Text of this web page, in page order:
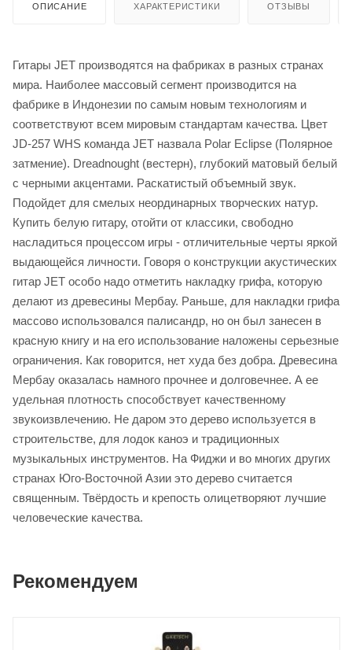
ОПИСАНИЕ ХАРАКТЕРИСТИКИ ОТЗЫВЫ
Гитары JET производятся на фабриках в разных странах
мира. Наиболее массовый сегмент производится на
фабрике в Индонезии по самым новым технологиям и
соответствуют всем мировым стандартам качества. Цвет
JD-257 WHS команда JET назвала Polar Eclipse (Полярное
затмение). Dreadnought (вестерн), глубокий матовый белый
c черными акцентами. Раскатистый объемный звук.
Подойдет для смелых неординарных творческих натур.
Купить белую гитару, отойти от классики, свободно
насладиться процессом игры - отличительные черты яркой
выдающейся личности. Говоря о конструкции акустических
гитар JET особо надо отметить накладку грифа, которую
делают из древесины Мербау. Раньше, для накладки грифа
массово использовался палисандр, но он был занесен в
красную книгу и на его использование наложены серьезные
ограничения. Как говорится, нет худа без добра. Древесина
Мербау оказалась намного прочнее и долговечнее. А ее
удельная плотность способствует качественному
звукоизвлечению. Не даром это дерево используется в
строительстве, для лодок каноэ и традиционных
музыкальных инструментов. На Фиджи и во многих других
странах Юго-Восточной Азии это дерево считается
священным. Твёрдость и крепость олицетворяют лучшие
человеческие качества.
Рекомендуем